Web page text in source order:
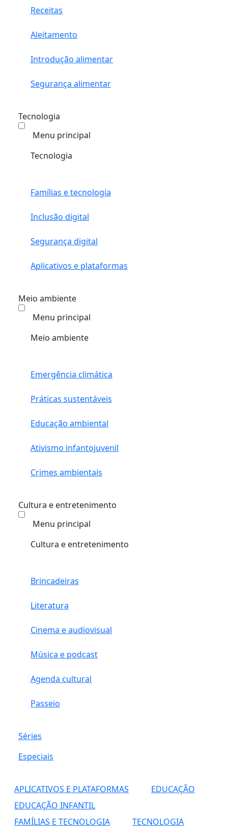
Receitas
Aleitamento
Introdução alimentar
Segurança alimentar
Tecnologia
Menu principal
Tecnologia
Famílias e tecnologia
Inclusão digital
Segurança digital
Aplicativos e plataformas
Meio ambiente
Menu principal
Meio ambiente
Emergência climática
Práticas sustentáveis
Educação ambiental
Ativismo infantojuvenil
Crimes ambientais
Cultura e entretenimento
Menu principal
Cultura e entretenimento
Brincadeiras
Literatura
Cinema e audiovisual
Música e podcast
Agenda cultural
Passeio
Séries
Especiais
APLICATIVOS E PLATAFORMAS
EDUCAÇÃO
EDUCAÇÃO INFANTIL
FAMÍLIAS E TECNOLOGIA
TECNOLOGIA